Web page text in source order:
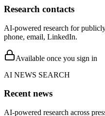
Research contacts
AI-powered research for
phone, email, LinkedIn.
Available once you sign in
AI NEWS SEARCH
Recent news
AI-powered research across